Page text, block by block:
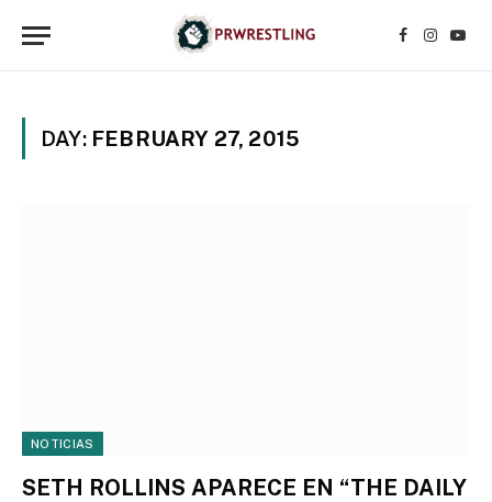
Facebook
DAY: FEBRUARY 27, 2015
NOTICIAS
SETH ROLLINS APARECE EN “THE DAILY